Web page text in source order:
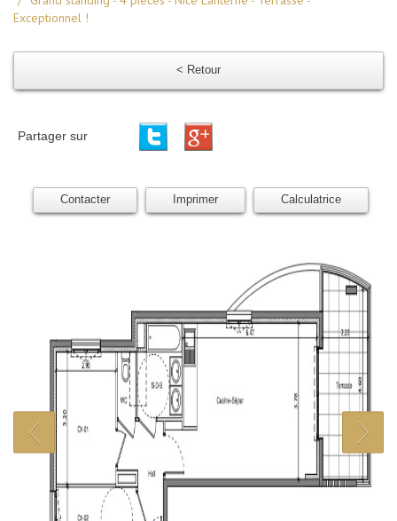
Exceptionnel !
< Retour
Partager sur
Contacter Imprimer Calculatrice